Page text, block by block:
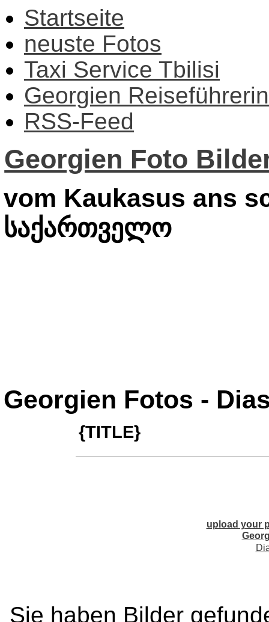
Startseite
neuste Fotos
Taxi Service Tbilisi
Georgien Reiseführerin
RSS-Feed
Georgien Foto
vom Kaukasus ans
საქართველო
Georgien Fotos -
{TITLE}
upload your
Sie haben Bilder